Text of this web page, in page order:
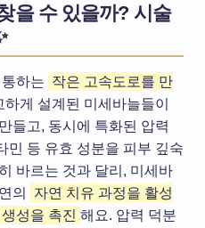
을 수 있을까? 시술
하는 작은 고속도로를 만
하게 설계된 미세바늘들이
들고, 동시에 특화된 압력
민 등 유효 성분을 피부 깊숙
바르는 것과 달리, 미세바
의
자연 치유 과정을 활성
성을 촉진 해요. 압력 덕분